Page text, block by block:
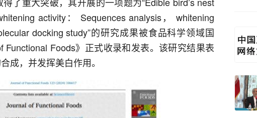
activity： Sequences analysis， whitening
docking study”的研究成果被食品科学领域国
Functional Foods》正式收录和发表。该研究结果表
成，并发挥美白作用。